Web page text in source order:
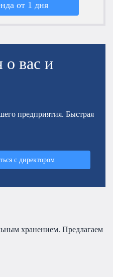
от 1 дня
о вас и
предприятия. Быстрая
с директором
хранением. Предлагаем